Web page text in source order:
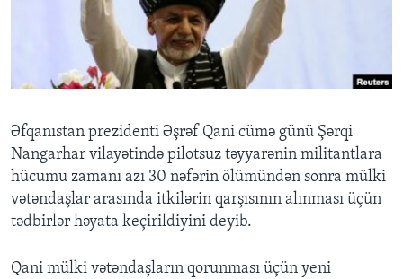
Dillər
Əfqanıstan prezidenti Əşrəf Qani cümə günü Şərqi
Nangarhar vilayətində pilotsuz təyyarənin militantlara
hücumu zamanı azı 30 nəfərin ölümündən sonra mülki
vətəndaşlar arasında itkilərin qarşısının alınması üçün
tədbirlər həyata keçirildiyini deyib.
Qani mülki vətəndaşların qorunması üçün yeni